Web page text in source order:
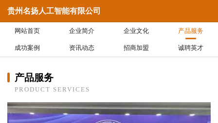
贵州名扬人工智能有限公司
网站首页 企业简介 企业文化 产品服务
成功案例 资讯动态 招商加盟 诚聘英才
产品服务
PRODUCT SERVICES